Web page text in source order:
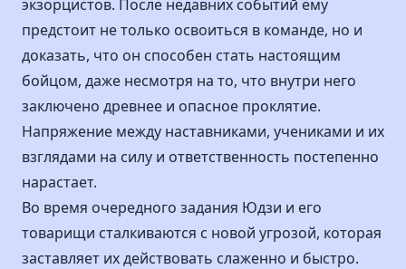
экзорцистов. После недавних событий ему
предстоит не только освоиться в команде, но и
доказать, что он способен стать настоящим
бойцом, даже несмотря на то, что внутри него
заключено древнее и опасное проклятие.
Напряжение между наставниками, учениками и их
взглядами на силу и ответственность постепенно
нарастает.
Во время очередного задания Юдзи и его
товарищи сталкиваются с новой угрозой, которая
заставляет их действовать слаженно и быстро.